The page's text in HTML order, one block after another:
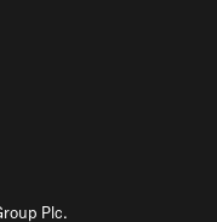
Plc.